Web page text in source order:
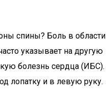
спины? Боль в области
указывает на другую
болезнь сердца (ИБС).
лопатку и в левую руку.